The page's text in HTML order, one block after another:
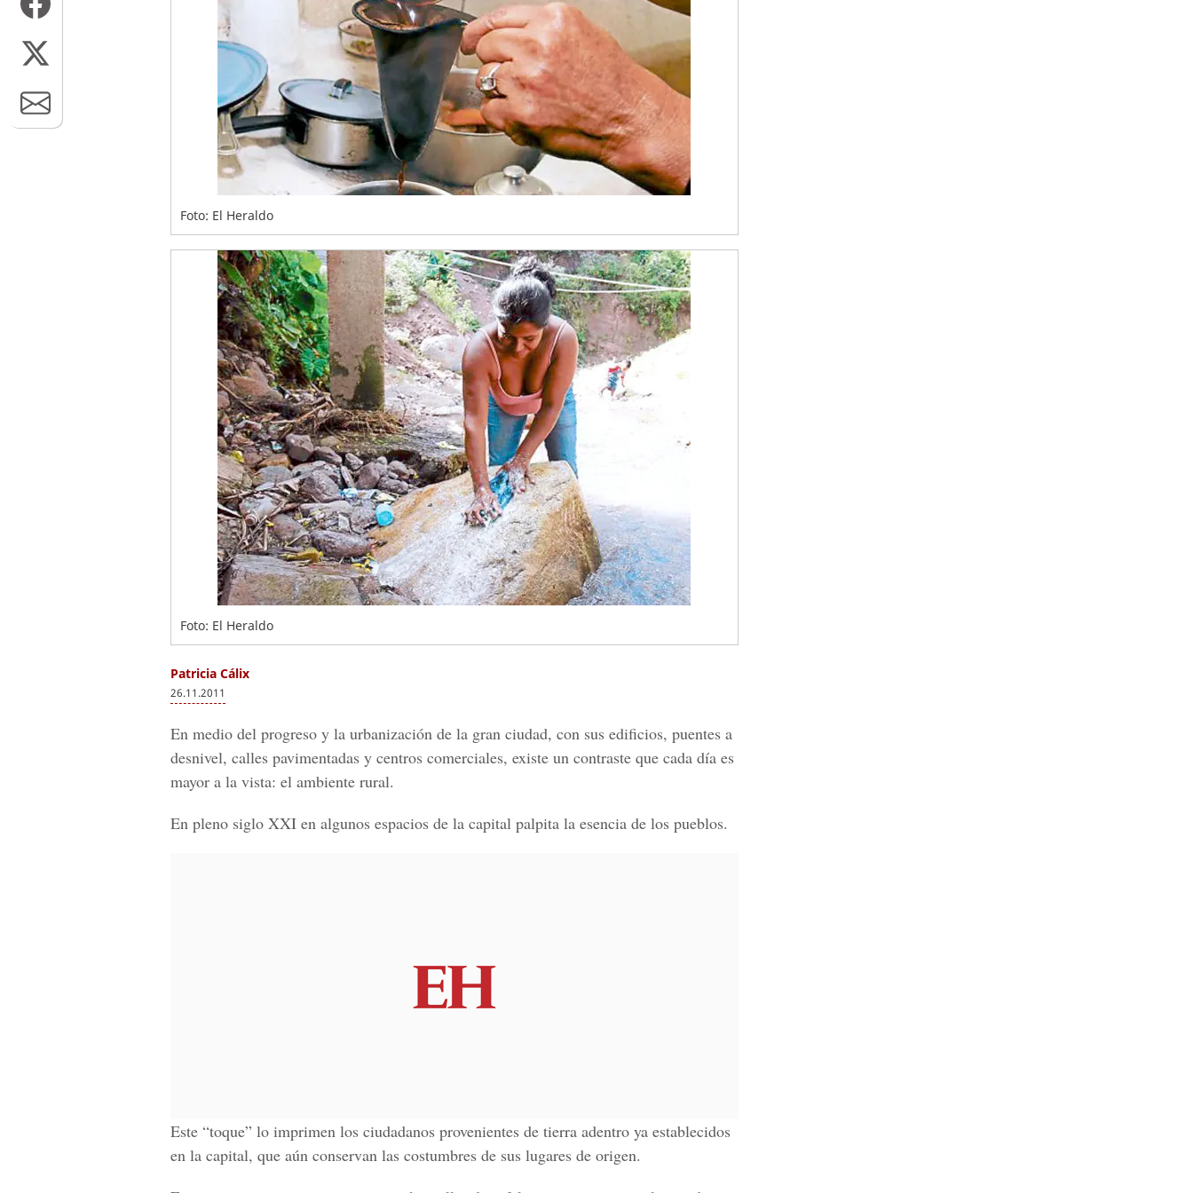
Foto: El Heraldo
Foto: El Heraldo
Patricia Cálix
26.11.2011
En medio del progreso y la urbanización de la gran ciudad, con sus edificios, puentes a
desnivel, calles pavimentadas y centros comerciales, existe un contraste que cada día es
mayor a la vista: el ambiente rural.
En pleno siglo XXI en algunos espacios de la capital palpita la esencia de los pueblos.
Este “toque” lo imprimen los ciudadanos provenientes de tierra adentro ya establecidos
en la capital, que aún conservan las costumbres de sus lugares de origen.